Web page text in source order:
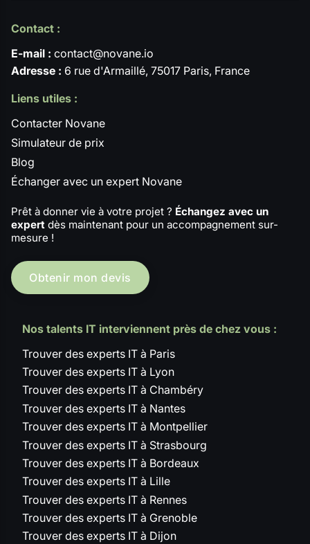
Contact :
E-mail : contact@novane.io
Adresse : 6 rue d'Armaillé, 75017 Paris, France
Liens utiles :
Contacter Novane
Simulateur de prix
Blog
Échanger avec un expert Novane
Prêt à donner vie à votre projet ? Échangez avec un
expert dès maintenant pour un accompagnement sur-
mesure !
Obtenir mon devis
Nos talents IT interviennent près de chez vous :
Trouver des experts IT à Paris
Trouver des experts IT à Lyon
Trouver des experts IT à Chambéry
Trouver des experts IT à Nantes
Trouver des experts IT à Montpellier
Trouver des experts IT à Strasbourg
Trouver des experts IT à Bordeaux
Trouver des experts IT à Lille
Trouver des experts IT à Rennes
Trouver des experts IT à Grenoble
Trouver des experts IT à Dijon